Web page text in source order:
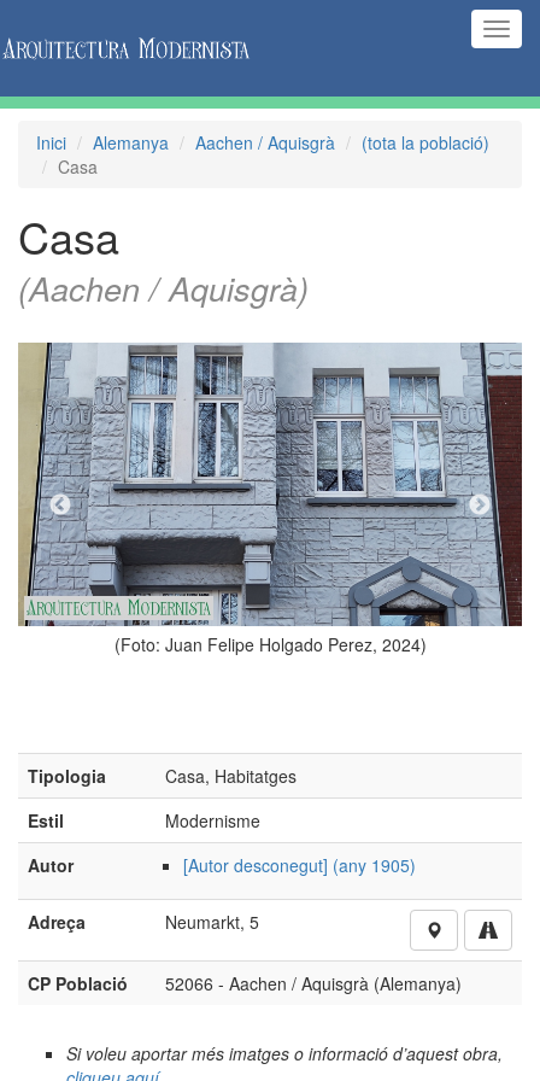
Inici Alemanya Aachen / Aquisgrà
(tota la població)
Casa
Casa
(Aachen / Aquisgrà)
(Foto: Juan Felipe Holgado Perez, 2024)
Tipologia
Casa, Habitatges
Estil
Modernisme
Autor
[Autor desconegut] (any 1905)
Adreça Neumarkt, 5
CP Població 52066 - Aachen / Aquisgrà (Alemanya)
Si voleu aportar més imatges o informació d’aquest obra,